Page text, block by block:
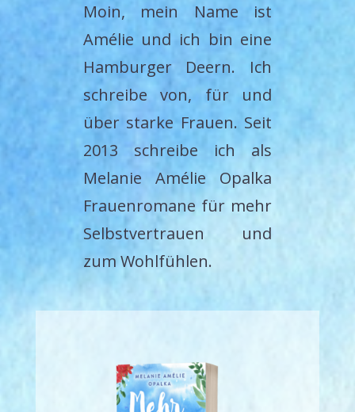
Moin, mein Name ist
Amélie und ich bin eine
Hamburger Deern. Ich
schreibe von, für und
über starke Frauen. Seit
2013 schreibe ich als
Melanie Amélie Opalka
Frauenromane für mehr
Selbstvertrauen und
zum Wohlfühlen.